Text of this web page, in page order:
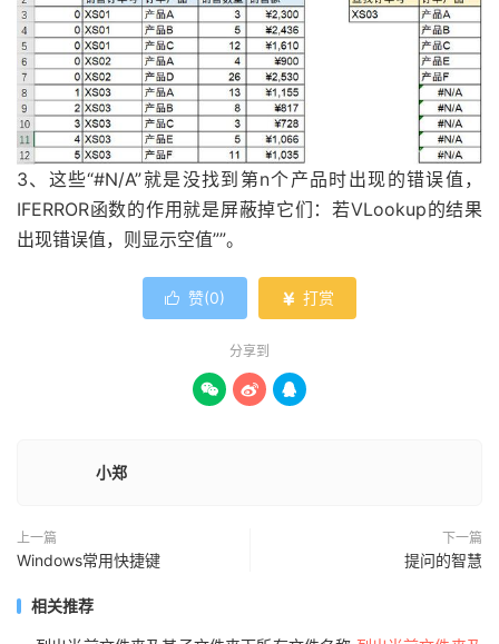
3、这些“#N/A”就是没找到第n个产品时出现的错误值，
IFERROR函数的作用就是屏蔽掉它们：若VLookup的结果
出现错误值，则显示空值””。
 赞(0)  打赏
分享到
  
小郑
上一篇
Windows常用快捷键
下一篇
提问的智慧
相关推荐